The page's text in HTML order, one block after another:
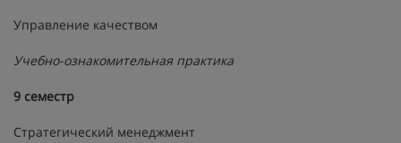
Управление качеством
Учебно-ознакомительная практика
9 семестр
Стратегический менеджмент